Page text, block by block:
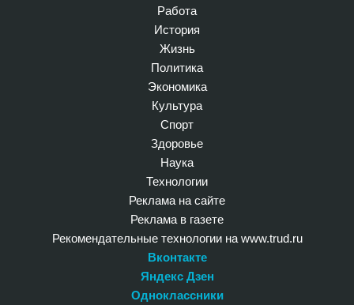
Работа
История
Жизнь
Политика
Экономика
Культура
Спорт
Здоровье
Наука
Технологии
Реклама на сайте
Реклама в газете
Рекомендательные технологии на www.trud.ru
Вконтакте
Яндекс Дзен
Одноклассники